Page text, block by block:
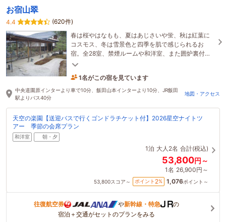
お宿山翠
4.4
(620件)
春は桜やはなもも、夏はあじさいや蛍、秋は紅葉に
コスモス、冬は雪景色と四季を肌で感じられるお
宿。全28室、禁煙ルームや和洋室、また囲炉裏付き
のお部屋もありごゆっくりとお過ごしいただけま
3時間前に予約されました
中央道園原インターより車で10分、飯田山本インターより10分、JR飯田
駅よりバス40分
地図・アクセス
天空の楽園【送迎バスで行くゴンドラチケット付】2026星空ナイトツ
アー 季節の会席プラン
和洋室 朝・夕
1泊 大人2名 合計(税込)
53,800円～
1名 26,900円～
53,800スコア～ ポイント 2% 1,076ポイント～
往復航空券 や新幹線・特急
の
宿泊＋交通がセットのプランをみる